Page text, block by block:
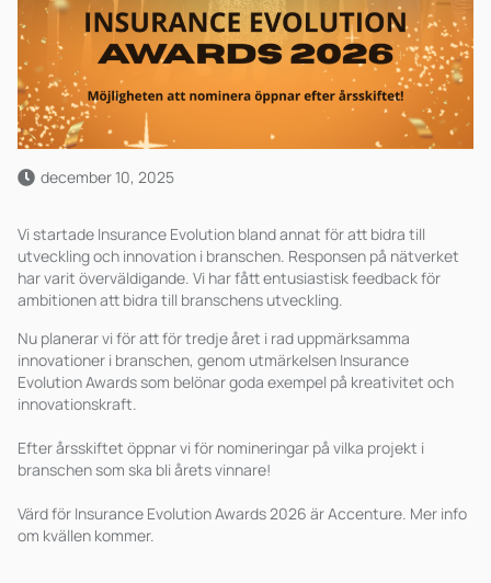
december 10, 2025
Vi startade Insurance Evolution bland annat för att bidra till
utveckling och innovation i branschen. Responsen på nätverket
har varit överväldigande. Vi har fått entusiastisk feedback för
ambitionen att bidra till branschens utveckling.
Nu planerar vi för att för tredje året i rad uppmärksamma
innovationer i branschen, genom utmärkelsen Insurance
Evolution Awards som belönar goda exempel på kreativitet och
innovationskraft.
Efter årsskiftet öppnar vi för nomineringar på vilka projekt i
branschen som ska bli årets vinnare!
Värd för Insurance Evolution Awards 2026 är Accenture. Mer info
om kvällen kommer.